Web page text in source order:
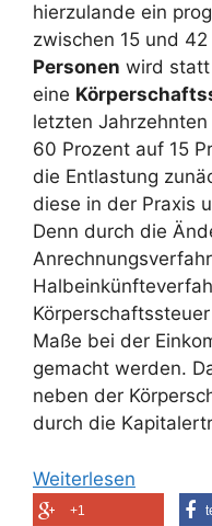
hierzulande ein
zwischen 15 und
Personen wird statt
eine
letzten
60 Prozent auf 15
die Entlastung
diese in der Praxis
Denn durch die
Maße bei der
gemacht werden.
neben der
durch die
Weiterlesen
+1